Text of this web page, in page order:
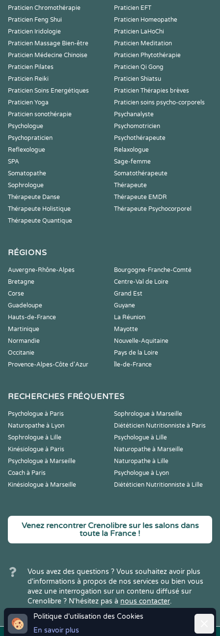
Politique d'utilisation des Cookies
En savoir plus
Praticien Chromothérapie
Praticien EFT
Praticien Feng Shui
Praticien Homeopathe
Praticien Iridologie
Praticien LaHoChi
Praticien Massage Bien-être
Praticien Meditation
Praticien Médecine Chinoise
Praticien Phytothérapie
Praticien Pilates
Praticien Qi Gong
Praticien Reiki
Praticien Shiatsu
Praticien Soins Energétiques
Praticien Thérapies brèves
Praticien Yoga
Praticien soins psycho-corporels
Praticien sonothérapie
Psychanalyste
Psychologue
Psychomotricien
Psychopraticien
Psychothérapeute
Reflexologue
Relaxologue
SPA
Sage-femme
Somatopathe
Somatothérapeute
Sophrologue
Thérapeute
Thérapeute Danse
Thérapeute EMDR
Thérapeute Holistique
Thérapeute Psychocorporel
Thérapeute Quantique
RÉGIONS
Auvergne-Rhône-Alpes
Bourgogne-Franche-Comté
Bretagne
Centre-Val de Loire
Corse
Grand Est
Guadeloupe
Guyane
Hauts-de-France
La Réunion
Martinique
Mayotte
Normandie
Nouvelle-Aquitaine
Occitanie
Pays de la Loire
Provence-Alpes-Côte d'Azur
Île-de-France
RECHERCHES FRÉQUENTES
Psychologue à Paris
Sophrologue à Marseille
Naturopathe à Lyon
Diététicien Nutritionniste à Paris
Sophrologue à Lille
Psychologue à Lille
Kinésiologue à Paris
Naturopathe à Marseille
Psychologue à Marseille
Naturopathe à Lille
Coach à Paris
Psychologue à Lyon
Kinésiologue à Marseille
Diététicien Nutritionniste à Lille
Venez rencontrer Crenolibre sur les salons dans
toute la France !
Vous avez des questions ? Vous souhaitez avoir plus
d'informations à propos de nos services ou bien vous
avez une interrogation sur un contenu diffusé sur
Crenolibre ? N'hésitez pas à nous contacter.